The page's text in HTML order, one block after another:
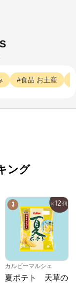
食品 お土産
ング
3
カルビーマルシェ
夏ポテト 天草の